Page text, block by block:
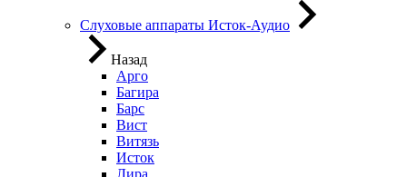
Слуховые аппараты Исток-Аудио
Назад
Арго
Багира
Барс
Вист
Витязь
Исток